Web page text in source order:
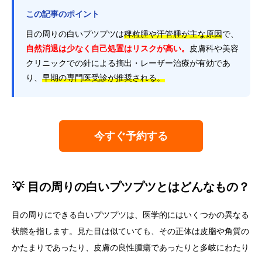
この記事のポイント
目の周りの白いプツプツは稗粒腫や汗管腫が主な原因で、
自然消退は少なく自己処置はリスクが高い。
皮膚科や美容
クリニックでの針による摘出・レーザー治療が有効であ
り、 早期の専門医受診が推奨される。
今すぐ予約する
💡 目の周りの白いプツプツとはどんなもの？
目の周りにできる白いプツプツは、医学的にはいくつかの異なる
状態を指します。見た目は似ていても、その正体は皮脂や角質の
かたまりであったり、皮膚の良性腫瘍であったりと多岐にわたり